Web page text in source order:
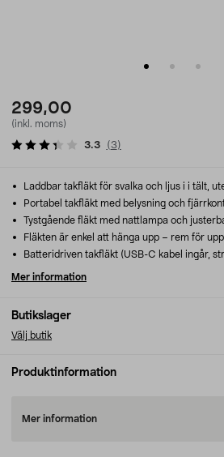
299,00
(inkl. moms)
3.3 (3)
Butikslager
Välj butik
Laddbar takfläkt för svalka och ljus i i tält,
Portabel takfläkt med belysning och
Tystgående fläkt med nattlampa och
Fläkten är enkel att hänga upp – rem för
Batteridriven takfläkt (USB-C kabel ingår,
Mer information
Produktinformation
Mer information